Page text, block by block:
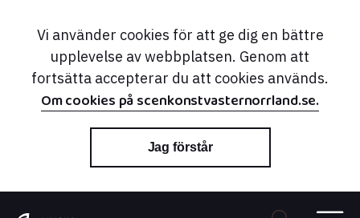
Vi använder cookies för att ge dig en bättre
upplevelse av webbplatsen. Genom att
fortsätta accepterar du att cookies används.
Om cookies på scenkonstvasternorrland.se.
Jag förstår